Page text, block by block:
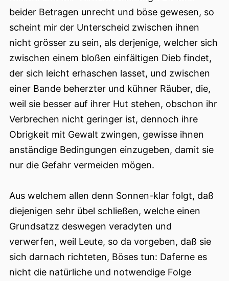
beider Betragen unrecht und böse gewesen, so
scheint mir der Unterscheid zwischen ihnen
nicht grösser zu sein, als derjenige, welcher sich
zwischen einem bloßen einfältigen Dieb findet,
der sich leicht erhaschen lasset, und zwischen
einer Bande beherzter und kühner Räuber, die,
weil sie besser auf ihrer Hut stehen, obschon ihr
Verbrechen nicht geringer ist, dennoch ihre
Obrigkeit mit Gewalt zwingen, gewisse ihnen
anständige Bedingungen einzugeben, damit sie
nur die Gefahr vermeiden mögen.
Aus welchem allen denn Sonnen-klar folgt, daß
diejenigen sehr übel schließen, welche einen
Grundsatzz deswegen veradyten und
verwerfen, weil Leute, so da vorgeben, daß sie
sich darnach richteten, Böses tun: Daferne es
nicht die natürliche und notwendige Folge